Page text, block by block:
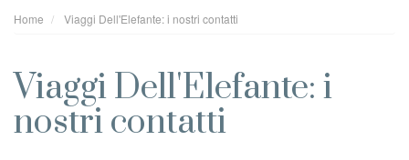
Home Viaggi Dell'Elefante: i nostri contatti
Viaggi Dell'Elefante: i
nostri contatti